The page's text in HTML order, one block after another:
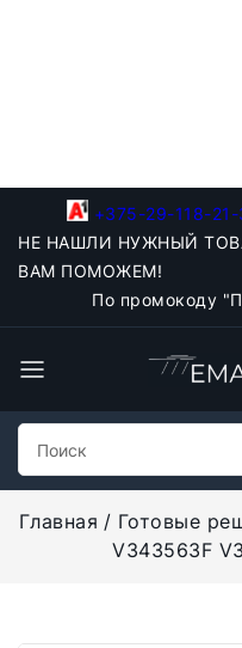
+375-29-118-
НЕ НАШЛИ НУЖНЫЙ
ВАМ ПОМОЖЕМ!
По промокоду
Главная Готовые
V343563F